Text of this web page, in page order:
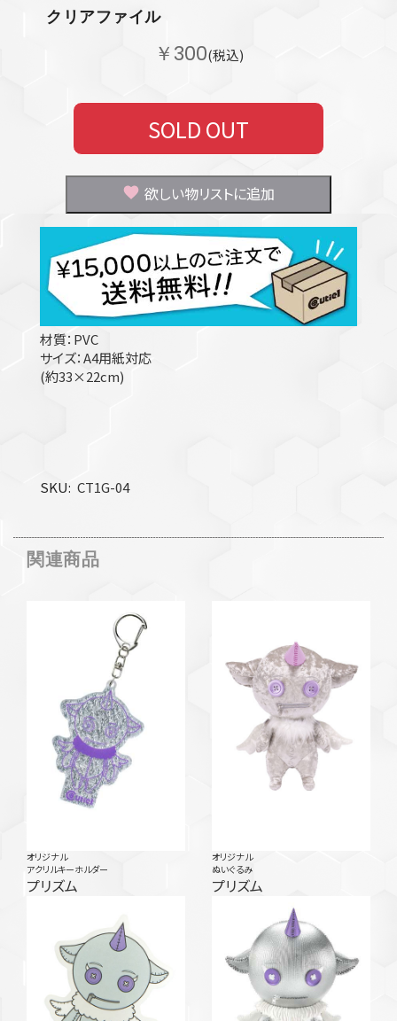
クリアファイル
￥300(税込)
SOLD OUT
欲しい物リストに追加
材質：PVC
サイズ：A4用紙対応
(約33×22cm)
SKU CT1G-04
関連商品
オリジナル
アクリルキーホルダー
プリズム
オリジナル
ぬいぐるみ
プリズム